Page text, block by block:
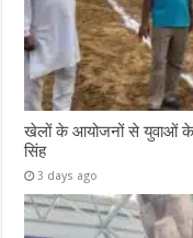
खेलों के आयोजनों से युवाओं के
सिंह
3 days ago